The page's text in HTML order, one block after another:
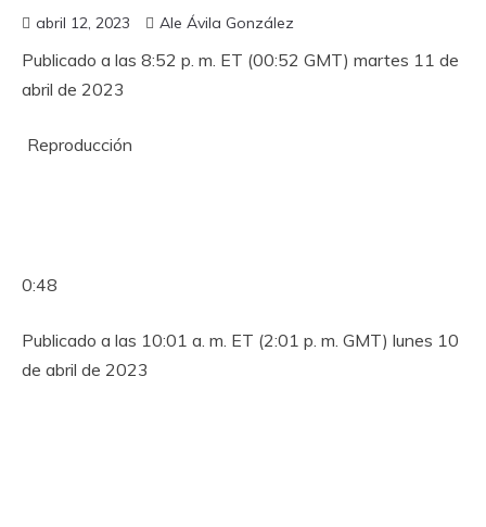
abril 12, 2023 Ale Ávila González
Publicado a las 8:52 p. m. ET (00:52 GMT) martes 11 de
abril de 2023
Reproducción
0:48
Publicado a las 10:01 a. m. ET (2:01 p. m. GMT) lunes 10
de abril de 2023